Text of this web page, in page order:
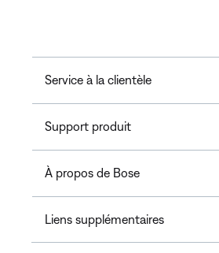
Service à la clientèle
Support produit
À propos de Bose
Liens supplémentaires